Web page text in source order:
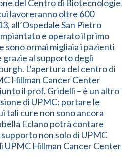
del Centro di Biotecnologie
lavoreranno oltre 600
all’Ospedale San Pietro
e operato il primo
sono ormai migliaia i pazienti
al supporto degli
L’apertura del centro di
Hillman Cancer Center
il prof. Gridelli – è un altro
di UPMC: portare le
tali cure non sono ancora
Eclano potrà contare
non solo di UPMC
UPMC Hillman Cancer Center